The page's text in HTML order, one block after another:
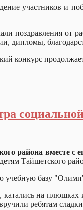
участников и
поздравления от
дипломы,
конкурс
района вместе с
Тайшетского
учебную базу
катались на
ребятам